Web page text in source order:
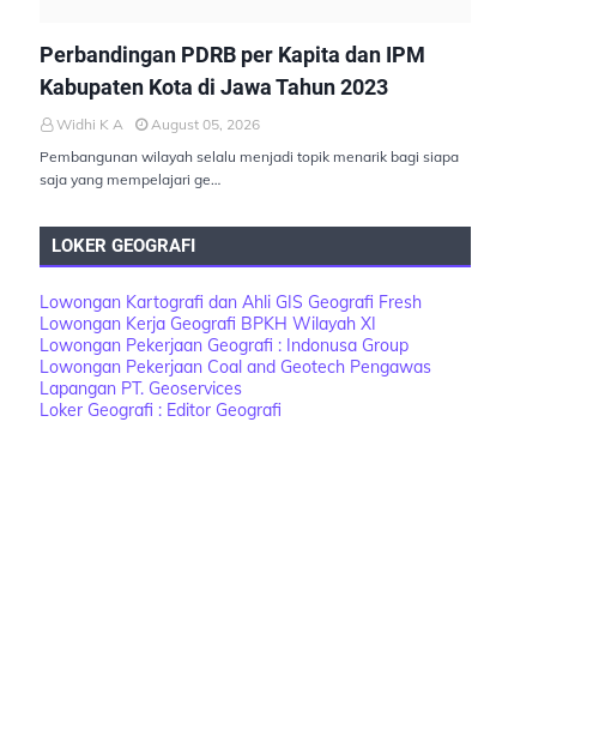
Perbandingan PDRB per Kapita dan IPM
Kabupaten Kota di Jawa Tahun 2023
Widhi K A
August 05, 2026
Pembangunan wilayah selalu menjadi topik menarik bagi siapa
saja yang mempelajari ge…
LOKER GEOGRAFI
Lowongan Kartografi dan Ahli GIS Geografi Fresh
Lowongan Kerja Geografi BPKH Wilayah XI
Lowongan Pekerjaan Geografi : Indonusa Group
Lowongan Pekerjaan Coal and Geotech Pengawas
Lapangan PT. Geoservices
Loker Geografi : Editor Geografi